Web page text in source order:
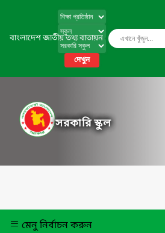
বাংলাদেশ জাতীয় তথ্য বাতায়ন
দেখুন
সরকারি স্কুল
মেনু নির্বাচন করুন